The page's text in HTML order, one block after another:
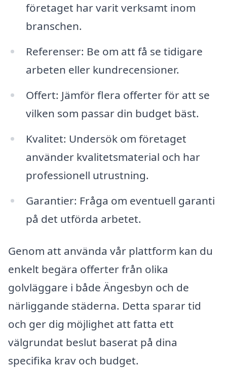
företaget har varit verksamt inom
branschen.
Referenser: Be om att få se tidigare
arbeten eller kundrecensioner.
Offert: Jämför flera offerter för att se
vilken som passar din budget bäst.
Kvalitet: Undersök om företaget
använder kvalitetsmaterial och har
professionell utrustning.
Garantier: Fråga om eventuell garanti
på det utförda arbetet.
Genom att använda vår plattform kan du
enkelt begära offerter från olika
golvläggare i både Ängesbyn och de
närliggande städerna. Detta sparar tid
och ger dig möjlighet att fatta ett
välgrundat beslut baserat på dina
specifika krav och budget.